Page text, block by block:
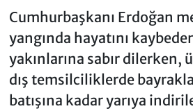
Cumhurbaşkanı Erdoğan
yangında hayatını
yakınlarına sabır dilerken,
dış temsilciliklerde
batışına kadar yarıya